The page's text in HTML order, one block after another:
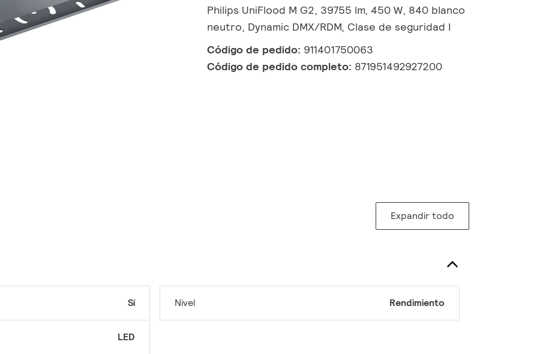
Philips UniFlood M G2, 39755 lm, 450 W, 840 blanco
neutro, Dynamic DMX/RDM, Clase de seguridad I
Código de pedido: 911401750063
Código de pedido completo: 871951492927200
Expandir todo
Sí
LED
Nivel Rendimiento